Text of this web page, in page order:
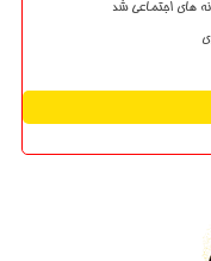
های اجتماعی شد